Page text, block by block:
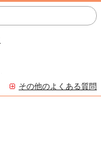
その他のよくある質問